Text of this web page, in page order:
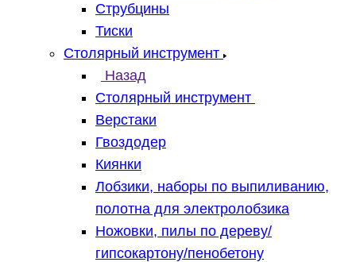
Струбцины
Тиски
Столярный инструмент
Назад
Столярный инструмент
Верстаки
Гвоздодер
Киянки
Лобзики, наборы по выпиливанию,
полотна для электролобзика
Ножовки, пилы по дереву/
гипсокартону/пенобетону